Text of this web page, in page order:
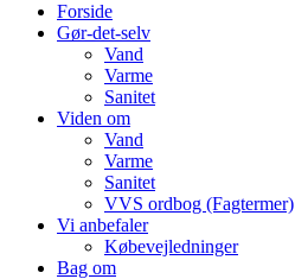
Forside
Gør-det-selv
Vand
Varme
Sanitet
Viden om
Vand
Varme
Sanitet
VVS ordbog (Fagtermer)
Vi anbefaler
Købevejledninger
Bag om